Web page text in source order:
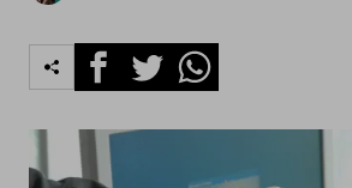
FacebookTwitterWhatsapp